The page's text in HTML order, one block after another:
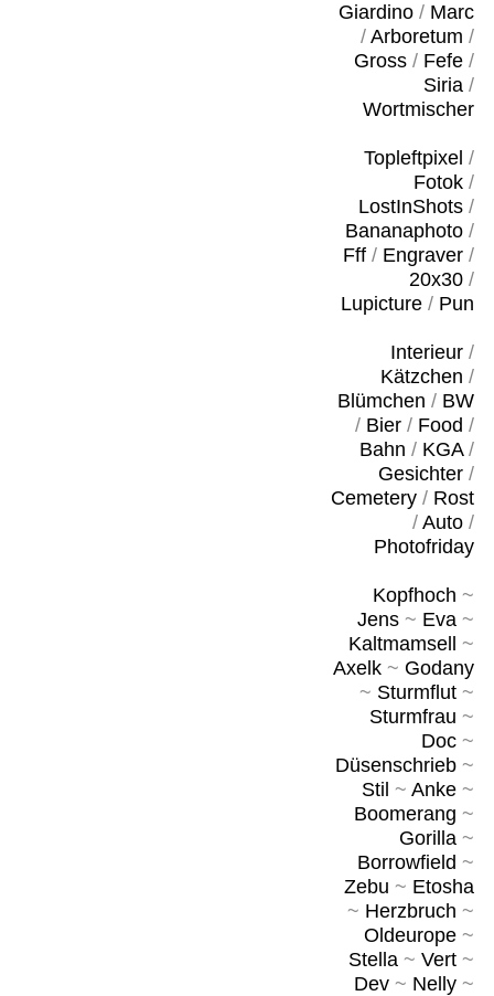
Giardino/ Marc
/ Arboretum /
Gross/ Fefe/
Siria/
Wortmischer
Topleftpixel /
Fotok/
LostInShots/
Bananaphoto/
Fff/ Engraver/
20x30/
Lupicture/ Pun
Interieur/
Kätzchen /
Blümchen / BW
/ Bier/ Food /
Bahn / KGA/
Gesichter/
Cemetery/ Rost
/ Auto/
Photofriday
Kopfhoch ~
Jens~ Eva~
Kaltmamsell
~
Axelk~ Godany
~ Sturmflut~
Sturmfrau ~
Doc~
Düsenschrieb~
Stil ~ Anke~
Boomerang ~
Gorilla~
Borrowfield ~
Zebu ~ Etosha
~ Herzbruch ~
Oldeurope~
Stella~ Vert~
Dev~ Nelly~